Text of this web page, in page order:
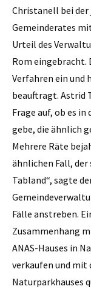
Christanell bei
Gemeinderates
Urteil des
Rom eingebracht.
Verfahren ein und
beauftragt. Astrid
Frage auf, ob es
gebe, die ähnlich
Mehrere Räte
ähnlichen Fall,
Tabland“, sagte
Fälle anstreben.
Zusammenhang
ANAS-Hauses in
verkaufen und mit
Naturparkhauses